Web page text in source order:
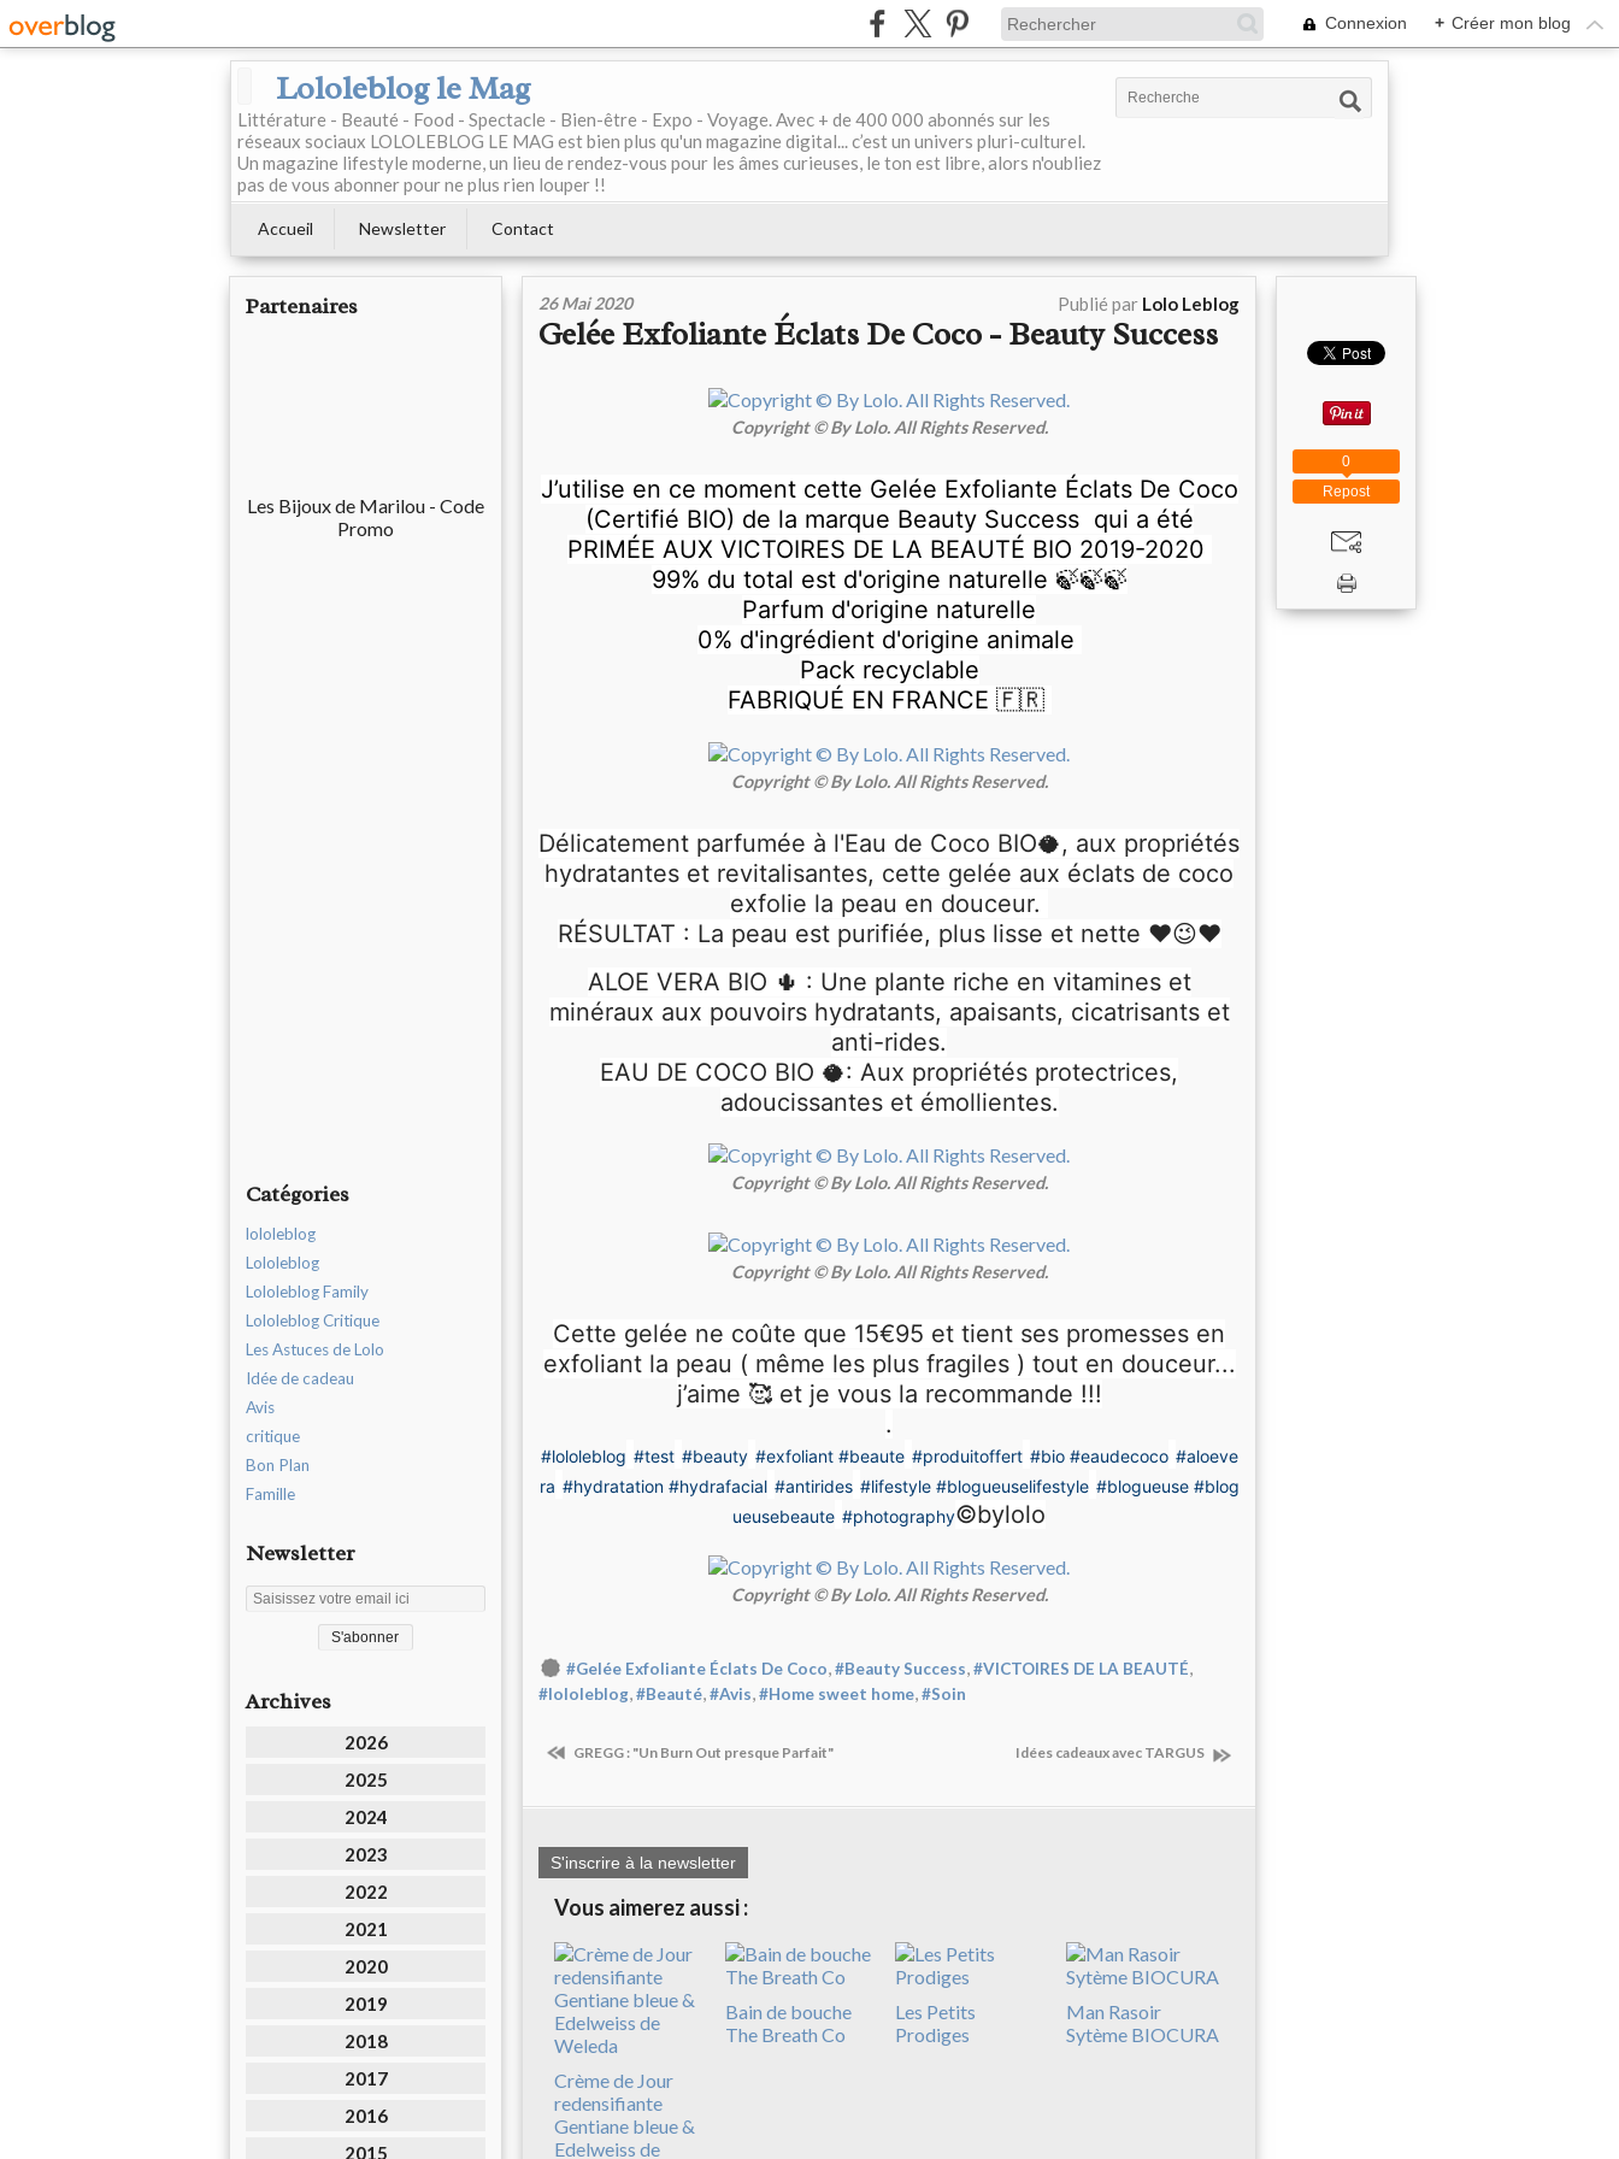
Connexion + Créer mon blog
Lololeblog le Mag
Littérature - Beauté - Food - Spectacle - Bien-être - Expo - Voyage. Avec + de 400 000 abonnés sur les
réseaux sociaux LOLOLEBLOG LE MAG est bien plus qu'un magazine digital... c’est un univers pluri-culturel.
Un magazine lifestyle moderne, un lieu de rendez-vous pour les âmes curieuses, le ton est libre, alors n'oubliez
pas de vous abonner pour ne plus rien louper !!
Accueil Newsletter Contact
Partenaires
Les Bijoux de Marilou - Code
Promo
Catégories
lololeblog
Lololeblog
Lololeblog Family
Lololeblog Critique
Les Astuces de Lolo
Idée de cadeau
Avis
critique
Bon Plan
Famille
Newsletter
Archives
2026
2025
2024
2023
2022
2021
2020
2019
2018
2017
2016
2015
26 Mai 2020 Publié par Lolo Leblog
Gelée Exfoliante Éclats De Coco - Beauty Success
Copyright © By Lolo. All Rights Reserved.
J’utilise en ce moment cette Gelée Exfoliante Éclats De Coco
(Certifié BIO) de la marque Beauty Success qui a été
PRIMÉE AUX VICTOIRES DE LA BEAUTÉ BIO 2019-2020
99% du total est d'origine naturelle 🍃🍃🍃
Parfum d'origine naturelle
0% d'ingrédient d'origine animale
Pack recyclable
FABRIQUÉ EN FRANCE 🇫🇷
Copyright © By Lolo. All Rights Reserved.
Délicatement parfumée à l'Eau de Coco BIO🥥, aux propriétés
hydratantes et revitalisantes, cette gelée aux éclats de coco
exfolie la peau en douceur.
RÉSULTAT : La peau est purifiée, plus lisse et nette ♥️😉♥️
ALOE VERA BIO 🌵 : Une plante riche en vitamines et
minéraux aux pouvoirs hydratants, apaisants, cicatrisants et
anti-rides.
EAU DE COCO BIO 🥥: Aux propriétés protectrices,
adoucissantes et émollientes.
Copyright © By Lolo. All Rights Reserved.
Copyright © By Lolo. All Rights Reserved.
Cette gelée ne coûte que 15€95 et tient ses promesses en
exfoliant la peau ( même les plus fragiles ) tout en douceur...
j’aime 🥰 et je vous la recommande !!!
.
#lololeblog #test #beauty #exfoliant #beaute #produitoffert #bio #eaudecoco #aloeve
ra #hydratation #hydrafacial #antirides #lifestyle #blogueuselifestyle #blogueuse #blog
ueusebeaute #photography©️bylolo
Copyright © By Lolo. All Rights Reserved.
#Gelée Exfoliante Éclats De Coco,#Beauty Success,#VICTOIRES DE LA BEAUTÉ,
#lololeblog,#Beauté,#Avis,#Home sweet home,#Soin
GREGG : "Un Burn Out presque Parfait" Idées cadeaux avec TARGUS
S'inscrire à la newsletter
Vous aimerez aussi :
Crème de Jour
redensifiante
Gentiane bleue &
Edelweiss de
Bain de bouche
The Breath Co
Les Petits
Prodiges
Man Rasoir
Sytème BIOCURA
Repost
0